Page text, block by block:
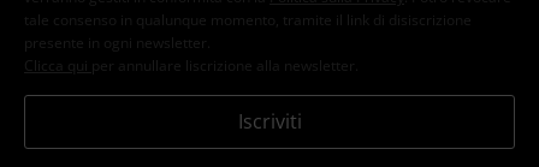
tale consenso in qualunque momento, tramite il link di disiscrizione
presente in ogni newsletter.
Clicca qui per annullare liscrizione alla newsletter.
Iscriviti